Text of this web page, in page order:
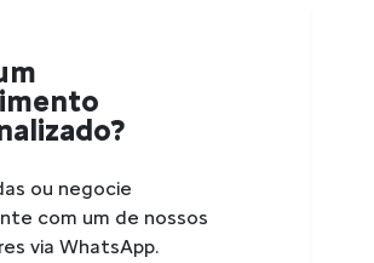
ou negocie
com um de nossos
via WhatsApp.